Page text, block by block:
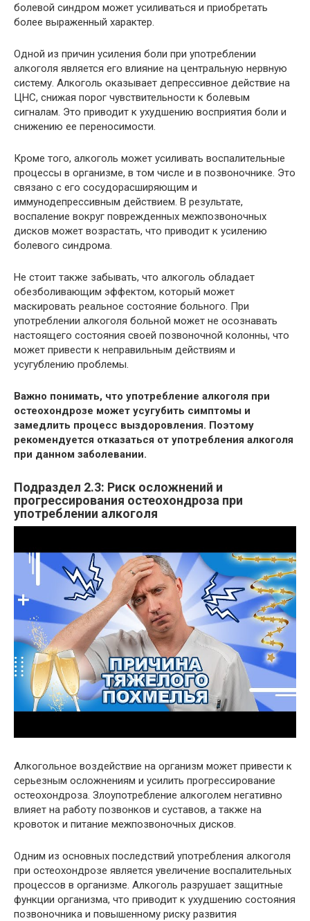
болевой синдром может усиливаться и приобретать
более выраженный характер.
Одной из причин усиления боли при употреблении
алкоголя является его влияние на центральную нервную
систему. Алкоголь оказывает депрессивное действие на
ЦНС, снижая порог чувствительности к болевым
сигналам. Это приводит к ухудшению восприятия боли и
снижению ее переносимости.
Кроме того, алкоголь может усиливать воспалительные
процессы в организме, в том числе и в позвоночнике. Это
связано с его сосудорасширяющим и
иммунодепрессивным действием. В результате,
воспаление вокруг поврежденных межпозвоночных
дисков может возрастать, что приводит к усилению
болевого синдрома.
Не стоит также забывать, что алкоголь обладает
обезболивающим эффектом, который может
маскировать реальное состояние больного. При
употреблении алкоголя больной может не осознавать
настоящего состояния своей позвоночной колонны, что
может привести к неправильным действиям и
усугублению проблемы.
Важно понимать, что употребление алкоголя при
остеохондрозе может усугубить симптомы и
замедлить процесс выздоровления. Поэтому
рекомендуется отказаться от употребления алкоголя
при данном заболевании.
Подраздел 2.3: Риск осложнений и
прогрессирования остеохондроза при
употреблении алкоголя
Алкогольное воздействие на организм может привести к
серьезным осложнениям и усилить прогрессирование
остеохондроза. Злоупотребление алкоголем негативно
влияет на работу позвонков и суставов, а также на
кровоток и питание межпозвоночных дисков.
Одним из основных последствий употребления алкоголя
при остеохондрозе является увеличение воспалительных
процессов в организме. Алкоголь разрушает защитные
функции организма, что приводит к ухудшению состояния
позвоночника и повышенному риску развития